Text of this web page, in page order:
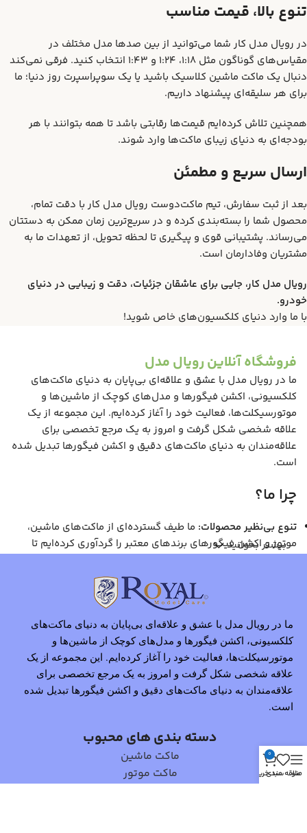
تنوع بالا، قیمت مناسب
در رویال مدل کار شما می‌توانید از بین صدها مدل مختلف در
مقیاس‌های گوناگون مثل 1:18، 1:24 و 1:43 انتخاب کنید. فرقی نمی‌کند
دنبال یک ماکت ماشین کلاسیک باشید یا یک سوپراسپرت روز دنیا؛ ما
برای هر سلیقه‌ای پیشنهاد داریم.
همچنین تلاش کرده‌ایم قیمت‌ها رقابتی باشد تا همه بتوانند با هر
بودجه‌ای به دنیای زیبای ماکت‌ها وارد شوند.
ارسال سریع و مطمئن
بعد از ثبت سفارش، تیم ماکت‌دوست رویال مدل کار با دقت تمام،
محصول شما را بسته‌بندی کرده و در سریع‌ترین زمان ممکن به دستتان
می‌رساند. پشتیبانی قوی و پیگیری تا لحظه تحویل، از تعهدات ما به
مشتریان وفادارمان است.
رویال مدل کار، جایی برای عاشقان جزئیات، دقت و زیبایی در دنیای
خودرو.
با ما وارد دنیای کلکسیون‌های خاص شوید!
فروشگاه آنلاین رویال مدل
ما در رویال مدل با عشق و علاقه‌ای بی‌پایان به دنیای ماکت‌های
کلکسیونی، اکشن فیگورها و مدل‌های کوچک از ماشین‌ها و
موتورسیکلت‌ها، فعالیت خود را آغاز کرده‌ایم. این مجموعه از یک
علاقه شخصی شکل گرفت و امروز به یک مرجع تخصصی برای
علاقه‌مندان به دنیای ماکت‌های دقیق و اکشن فیگورها تبدیل شده
است.
چرا ما؟
تنوع بی‌نظیر محصولات: ما طیف گسترده‌ای از ماکت‌های ماشین،
موتور و اکشن فیگورهای برندهای معتبر را گردآوری کرده‌ایم تا
تمامی محصولات ما از برترین برندهای جهانی انتخاب
شده‌اند و جزئیات دقیقی دارند که آن‌ها را برای کلکسیونرها و
علاقه‌مندان جذاب می‌کند.
خرید آسان و مطمئن:با ارائه اطلاعات دقیق، تصاویر باکیفیت و
امکان مقایسه محصولات، تجربه خرید آنلاین راحت و لذت‌بخشی را
برای مشتریان خود فراهم کرده‌ایم.
پشتیبانی و مشاوره تخصصی:تیم ما آماده راهنمایی و پاسخگویی
به سوالات شماست تا بهترین انتخاب را داشته باشید.
مأموریت ما
هدف ما ارائه بهترین و خاص‌ترین ماکت‌های کلکسیونی و اکشن
فیگورها به علاقه‌مندان این حوزه است. ما تلاش می‌کنیم تا با ارائه
محصولاتی بی‌نظیر، اطلاعات جامع و تجربه خریدی مطمئن، دنیای
بیشتر بخوانید
ما در رویال مدل با عشق و علاقه‌ای بی‌پایان به دنیای ماکت‌های
کلکسیونی، اکشن فیگورها و مدل‌های کوچک از ماشین‌ها و
موتورسیکلت‌ها، فعالیت خود را آغاز کرده‌ایم. این مجموعه از یک
علاقه شخصی شکل گرفت و امروز به یک مرجع تخصصی برای
علاقه‌مندان به دنیای ماکت‌های دقیق و اکشن فیگورها تبدیل شده
است.
دسته بندی های محبوب
ماکت ماشین
ماکت موتور
منو
علاقه مندی
0
سبد خرید